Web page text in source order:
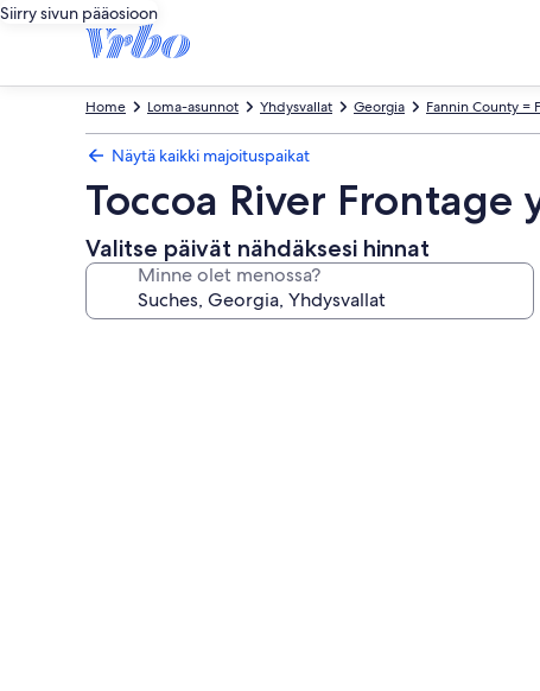
Siirry sivun pääosioon
Fannin County =
Georgia
Yhdysvallat
Loma-asunnot
Home
Näytä kaikki majoituspaikat
Toccoa River
Valitse päivät nähdäksesi hinnat
Minne olet menossa?